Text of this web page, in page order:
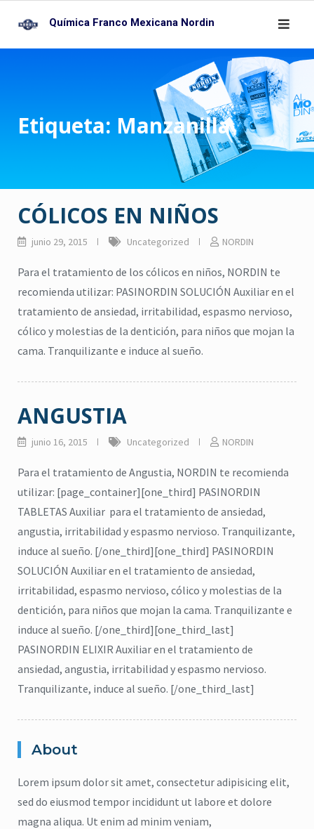
content
citronela, Eucalipto,
repelente de insectos,
natural de insectos
NORDIN Repelente
de Insectos
Read more
Higiene,
jabón para manos
CICADIN JABÓN LÍQUIDO
$0
Química Franco Mexicana Nordin
Etiqueta: Manzanilla
CÓLICOS EN NIÑOS
junio 29, 2015 Uncategorized NORDIN
Para el tratamiento de los cólicos en niños, NORDIN te
recomienda utilizar: PASINORDIN SOLUCIÓN Auxiliar en el
tratamiento de ansiedad, irritabilidad, espasmo nervioso,
cólico y molestias de la dentición, para niños que mojan la
cama. Tranquilizante e induce al sueño.
ANGUSTIA
junio 16, 2015 Uncategorized NORDIN
Para el tratamiento de Angustia, NORDIN te recomienda
utilizar: [page_container][one_third] PASINORDIN
TABLETAS Auxiliar para el tratamiento de ansiedad,
angustia, irritabilidad y espasmo nervioso. Tranquilizante,
induce al sueño. [/one_third][one_third] PASINORDIN
SOLUCIÓN Auxiliar en el tratamiento de ansiedad,
irritabilidad, espasmo nervioso, cólico y molestias de la
dentición, para niños que mojan la cama. Tranquilizante e
induce al sueño. [/one_third][one_third_last]
PASINORDIN ELIXIR Auxiliar en el tratamiento de
ansiedad, angustia, irritabilidad y espasmo nervioso.
Tranquilizante, induce al sueño. [/one_third_last]
About
Lorem ipsum dolor sit amet, consectetur adipisicing elit,
sed do eiusmod tempor incididunt ut labore et dolore
magna aliqua. Ut enim ad minim veniam,